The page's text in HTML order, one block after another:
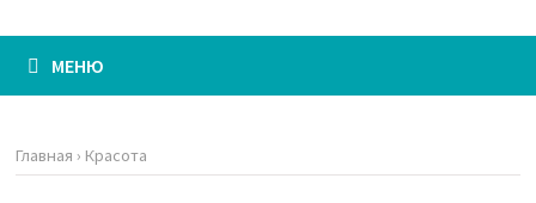
МЕНЮ
Главная › Красота